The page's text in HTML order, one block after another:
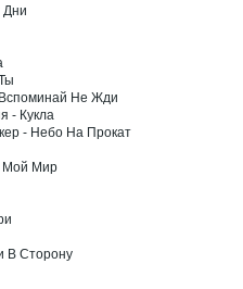
Дни
Не Жди
- Кукла
- Небо На Прокат
Мой Мир
В Сторону